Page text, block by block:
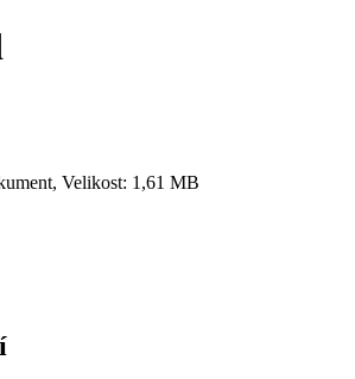
Velikost: 1,61 MB